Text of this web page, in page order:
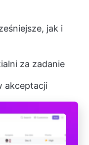
jak i
za zadanie
akceptacji